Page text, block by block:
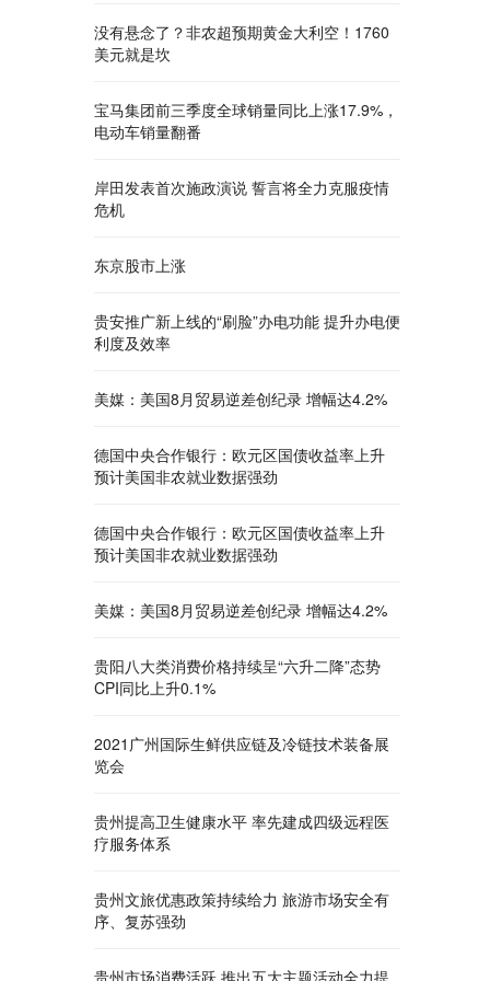
没有悬念了？非农超预期黄金大利空！1760
美元就是坎
宝马集团前三季度全球销量同比上涨17.9%，
电动车销量翻番
岸田发表首次施政演说 誓言将全力克服疫情
危机
东京股市上涨
贵安推广新上线的“刷脸”办电功能 提升办电便
利度及效率
美媒：美国8月贸易逆差创纪录 增幅达4.2%
德国中央合作银行：欧元区国债收益率上升
预计美国非农就业数据强劲
德国中央合作银行：欧元区国债收益率上升
预计美国非农就业数据强劲
美媒：美国8月贸易逆差创纪录 增幅达4.2%
贵阳八大类消费价格持续呈“六升二降”态势
CPI同比上升0.1%
2021广州国际生鲜供应链及冷链技术装备展
览会
贵州提高卫生健康水平 率先建成四级远程医
疗服务体系
贵州文旅优惠政策持续给力 旅游市场安全有
序、复苏强劲
贵州市场消费活跃 推出五大主题活动全力提